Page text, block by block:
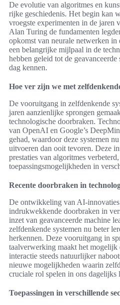
De evolutie van algoritmes en
rijke geschiedenis. Het begin kan
vroegste experimenten in de jaren
Alan Turing de fundamenten
opkomst van neurale netwerken in
een belangrijke mijlpaal in de
hebben geleid tot de
dag kennen.
Hoe ver zijn we met
De vooruitgang in zelfdenkende
jaren aanzienlijke sprongen
technologische doorbraken.
van OpenAI en Google’s
gehad, waardoor deze systemen
uitvoeren dan ooit tevoren. Deze
prestaties van algoritmes
toepassingsmogelijkheden in
Recente doorbraken in
De ontwikkeling van AI-
indrukwekkende doorbraken in
inzet van geavanceerde machine
zelfdenkende systemen nu beter
herkennen. Deze vooruitgang in
taalverwerking maakt het mogelijk
interactie steeds natuurlijker
nieuwe mogelijkheden waarin
cruciale rol spelen in ons dagelijks
Toepassingen in verschillende